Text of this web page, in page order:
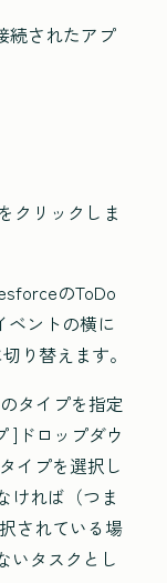
続されたアプ
をクリックしま
のToDo
ベントの横に
り替えます。
タイプを指定
]ドロップダウ
イプを選択し
ければ（つま
されている場
いタスクとし